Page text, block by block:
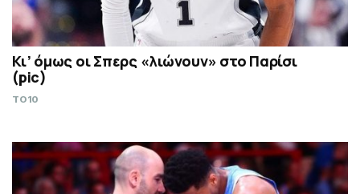
Κι’ όμως οι Σπερς «λιώνουν» στο Παρίσι
(pic)
TO10